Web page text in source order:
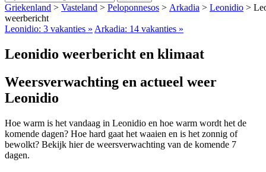
Griekenland > Vasteland > Peloponnesos > Arkadia > Leonidio >
weerbericht
Leonidio: 3 vakanties » Arkadia: 14 vakanties »
Leonidio weerbericht en klimaat
Weersverwachting en actueel weer
Leonidio
Hoe warm is het vandaag in Leonidio en hoe warm wordt het de
komende dagen? Hoe hard gaat het waaien en is het zonnig of
bewolkt? Bekijk hier de weersverwachting van de komende 7
dagen.